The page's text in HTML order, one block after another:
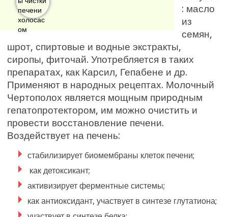
: масло
из
семян,
шрот, спиртовые и водные экстракты,
сиропы, фиточай. Употребляется в таких
препаратах, как Карсил, Гепабене и др.
Применяют в народных рецептах. Молочный
Чертополох является мощным природным
гепатопротектором, им можно очистить и
провести восстановление печени.
Воздействует на печень:
стабилизирует биомембраны клеток печени;
как детоксикант;
активизирует ферментные системы;
как антиоксидант, участвует в синтезе глутатиона;